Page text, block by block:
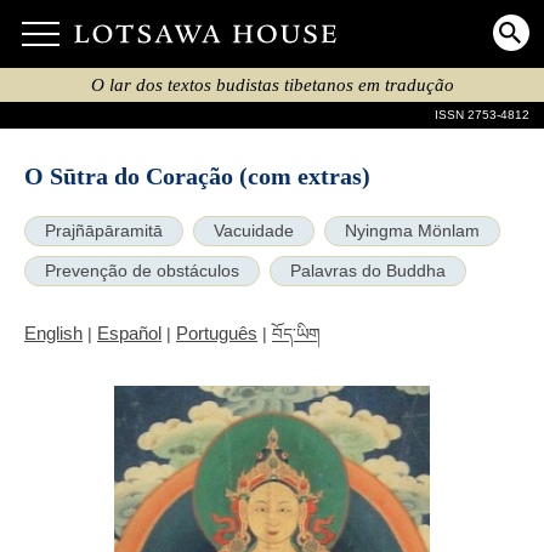
O lar dos textos budistas tibetanos em tradução
ISSN 2753-4812
O Sūtra do Coração (com extras)
Prajñāpāramitā Vacuidade Nyingma Mönlam
Prevenção de obstáculos Palavras do Buddha
English | Español | Português | བོད་ཡིག